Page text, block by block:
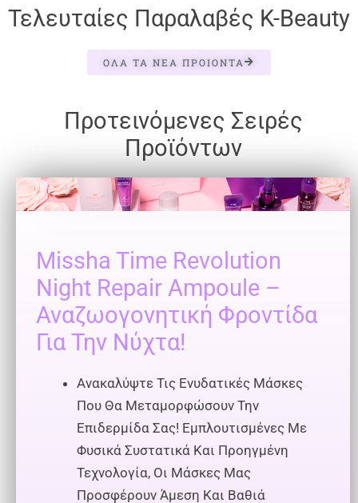
Τελευταίες Παραλαβές K-Beauty
ΌΛΑ ΤΑ ΝΈΑ ΠΡΟΊΌΝΤΑ
Προτεινόμενες Σειρές
Προϊόντων
Missha Time Revolution
Night Repair Ampoule –
Αναζωογονητική Φροντίδα
Για Την Νύχτα!
Ανακαλύψτε Τις Ενυδατικές Μάσκες
Που Θα Μεταμορφώσουν Την
Επιδερμίδα Σας! Εμπλουτισμένες Με
Φυσικά Συστατικά Και Προηγμένη
Τεχνολογία, Οι Μάσκες Μας
Προσφέρουν Άμεση Και Βαθιά